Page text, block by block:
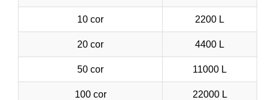
10 cor 2200 L
20 cor 4400 L
50 cor 11000 L
100 cor 22000 L